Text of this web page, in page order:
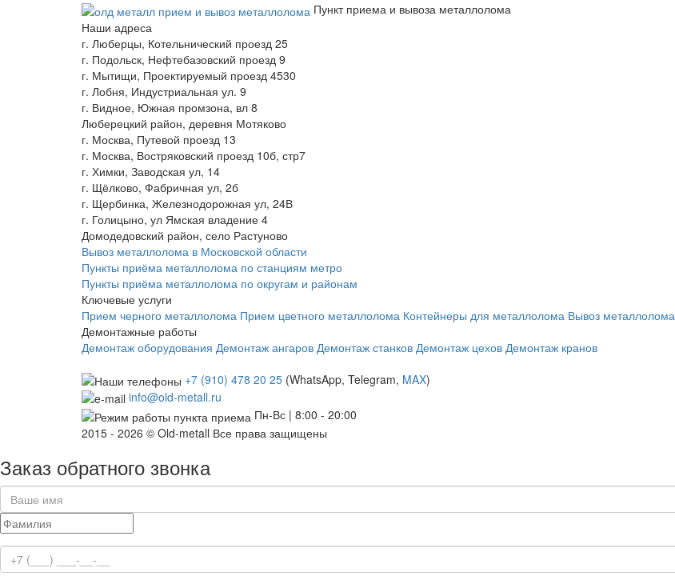
Пункт приема и вывоза металлолома
Наши адреса
г. Люберцы, Котельнический проезд 25
г. Подольск, Нефтебазовский проезд 9
г. Мытищи, Проектируемый проезд 4530
г. Лобня, Индустриальная ул. 9
г. Видное, Южная промзона, вл 8
Люберецкий район, деревня Мотяково
г. Москва, Путевой проезд 13
г. Москва, Востряковский проезд 10б, стр7
г. Химки, Заводская ул, 14
г. Щёлково, Фабричная ул, 2б
г. Щербинка, Железнодорожная ул, 24В
г. Голицыно, ул Ямская владение 4
Домодедовский район, село Растуново
Вывоз металлолома в Московской области
Пункты приёма металлолома по станциям метро
Пункты приёма металлолома по округам и районам
Ключевые услуги
Прием черного металлолома Прием цветного металлолома Контейнеры для металлолома Вывоз металлолома
Демонтажные работы
Демонтаж оборудования Демонтаж ангаров Демонтаж станков Демонтаж цехов Демонтаж кранов
+7 (910) 478 20 25 (WhatsApp, Telegram, MAX)
info@old-metall.ru
Пн-Вс | 8:00 - 20:00
2015 - 2026 © Old-metall Все права защищены
Заказ обратного звонка